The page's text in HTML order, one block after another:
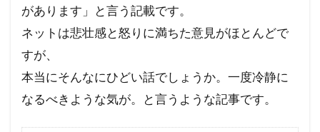
があります」と言う記載です。
ネットは悲壮感と怒りに満ちた意見がほとんどで
すが、
本当にそんなにひどい話でしょうか。一度冷静に
なるべきような気が。と言うような記事です。